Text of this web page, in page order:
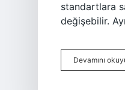
standartlara
değişebilir.
Devamını